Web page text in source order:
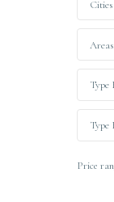
Cities
Areas
Price